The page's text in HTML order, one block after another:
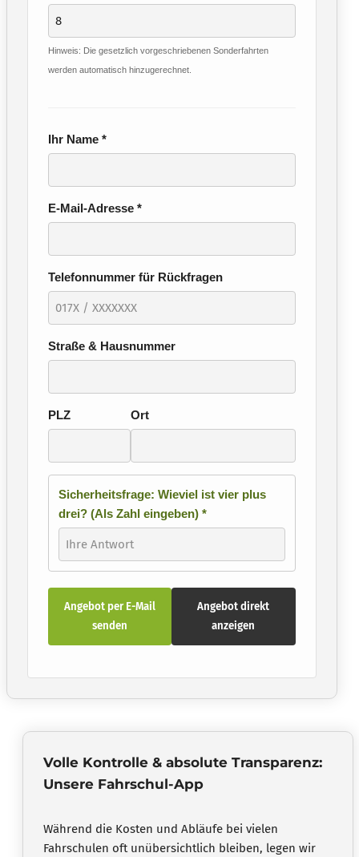
Hinweis: Die gesetzlich vorgeschriebenen Sonderfahrten
werden automatisch hinzugerechnet.
Ihr Name *
E-Mail-Adresse *
Telefonnummer für Rückfragen
Straße & Hausnummer
PLZ Ort
Sicherheitsfrage: Wieviel ist vier plus
drei? (Als Zahl eingeben) *
Angebot per E-Mail
senden
Angebot direkt
anzeigen
Volle Kontrolle & absolute Transparenz:
Unsere Fahrschul-App
Während die Kosten und Abläufe bei vielen
Fahrschulen oft unübersichtlich bleiben, legen wir